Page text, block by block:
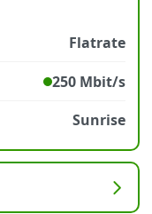
Flatrate
250 Mbit/s
Sunrise